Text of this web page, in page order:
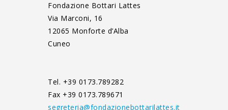
Fondazione Bottari Lattes
Via Marconi, 16
12065 Monforte d’Alba
Cuneo
Tel. +39 0173.789282
Fax +39 0173.789671
segreteria@fondazionebottarilattes.it